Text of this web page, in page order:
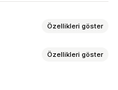
Özellikleri göster
Özellikleri göster